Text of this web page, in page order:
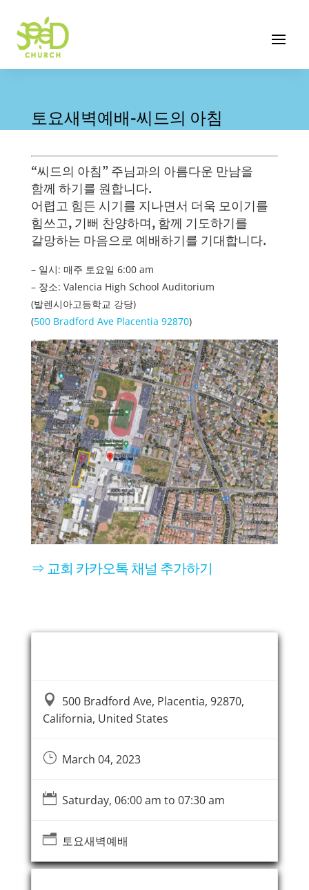
토요새벽예배-씨드의 아침
“씨드의 아침” 주님과의 아름다운 만남을
함께 하기를 원합니다.
어렵고 힘든 시기를 지나면서 더욱 모이기를
힘쓰고, 기뻐 찬양하며, 함께 기도하기를
갈망하는 마음으로 예배하기를 기대합니다.
– 일시: 매주 토요일 6:00 am
– 장소: Valencia High School Auditorium
(발렌시아고등학교 강당)
(500 Bradford Ave Placentia 92870)
⇒ 교회 카카오톡 채널 추가하기
 500 Bradford Ave, Placentia, 92870,
California, United States
}March 04, 2023
 Saturday, 06:00 am to 07:30 am
n토요새벽예배